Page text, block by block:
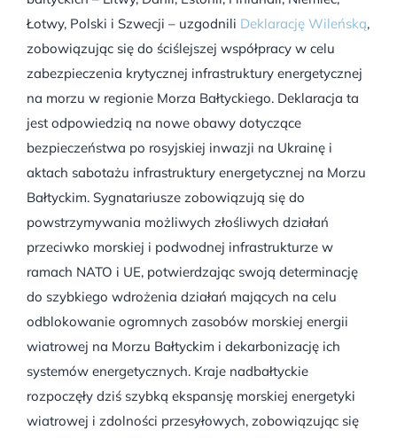
Łotwy, Polski i Szwecji – uzgodnili Deklarację Wileńską,
zobowiązując się do ściślejszej współpracy w celu
zabezpieczenia krytycznej infrastruktury energetycznej
na morzu w regionie Morza Bałtyckiego. Deklaracja ta
jest odpowiedzią na nowe obawy dotyczące
bezpieczeństwa po rosyjskiej inwazji na Ukrainę i
aktach sabotażu infrastruktury energetycznej na Morzu
Bałtyckim. Sygnatariusze zobowiązują się do
powstrzymywania możliwych złośliwych działań
przeciwko morskiej i podwodnej infrastrukturze w
ramach NATO i UE, potwierdzając swoją determinację
do szybkiego wdrożenia działań mających na celu
odblokowanie ogromnych zasobów morskiej energii
wiatrowej na Morzu Bałtyckim i dekarbonizację ich
systemów energetycznych. Kraje nadbałtyckie
rozpoczęły dziś szybką ekspansję morskiej energetyki
wiatrowej i zdolności przesyłowych, zobowiązując się